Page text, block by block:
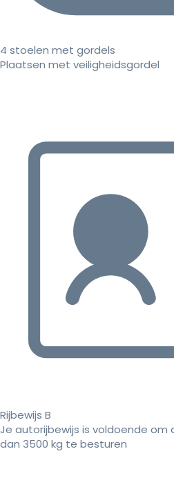
4 stoelen met gordels
Plaatsen met veiligheidsgordel
Rijbewijs B
Je autorijbewijs is voldoende om
dan 3500 kg te besturen